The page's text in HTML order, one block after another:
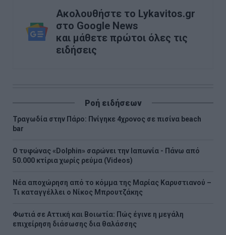
Ακολουθήστε το Lykavitos.gr
στο Google News
και μάθετε πρώτοι όλες τις
ειδήσεις
Ροή ειδήσεων
Τραγωδία στην Πάρο: Πνίγηκε 4χρονος σε πισίνα beach
bar
Ο τυφώνας «Dolphin» σαρώνει την Ιαπωνία - Πάνω από
50.000 κτίρια χωρίς ρεύμα (Videos)
Νέα αποχώρηση από το κόμμα της Μαρίας Καρυστιανού –
Τι καταγγέλλει ο Νίκος Μπρουτζάκης
Φωτιά σε Αττική και Βοιωτία: Πώς έγινε η μεγάλη
επιχείρηση διάσωσης δια θαλάσσης